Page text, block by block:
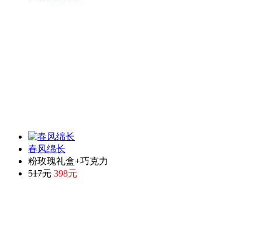
春风绵长
粉玫瑰礼盒+巧克力
517元 398元